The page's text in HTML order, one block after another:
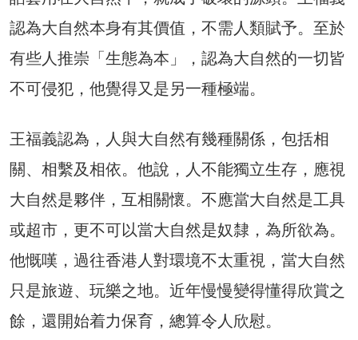
認為大自然本身有其價值，不需人類賦予。至於
有些人推崇「生態為本」，認為大自然的一切皆
不可侵犯，他覺得又是另一種極端。
王福義認為，人與大自然有幾種關係，包括相
關、相繫及相依。他說，人不能獨立生存，應視
大自然是夥伴，互相關懷。不應當大自然是工具
或超市，更不可以當大自然是奴隸，為所欲為。
他慨嘆，過往香港人對環境不太重視，當大自然
只是旅遊、玩樂之地。近年慢慢變得懂得欣賞之
餘，還開始着力保育，總算令人欣慰。